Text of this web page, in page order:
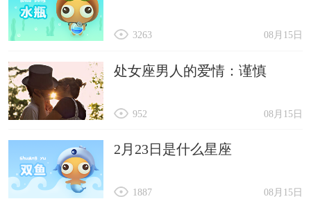
08月15日
3263
处女座男人的爱情：谨慎
08月15日
952
2月23日是什么星座
08月15日
1887